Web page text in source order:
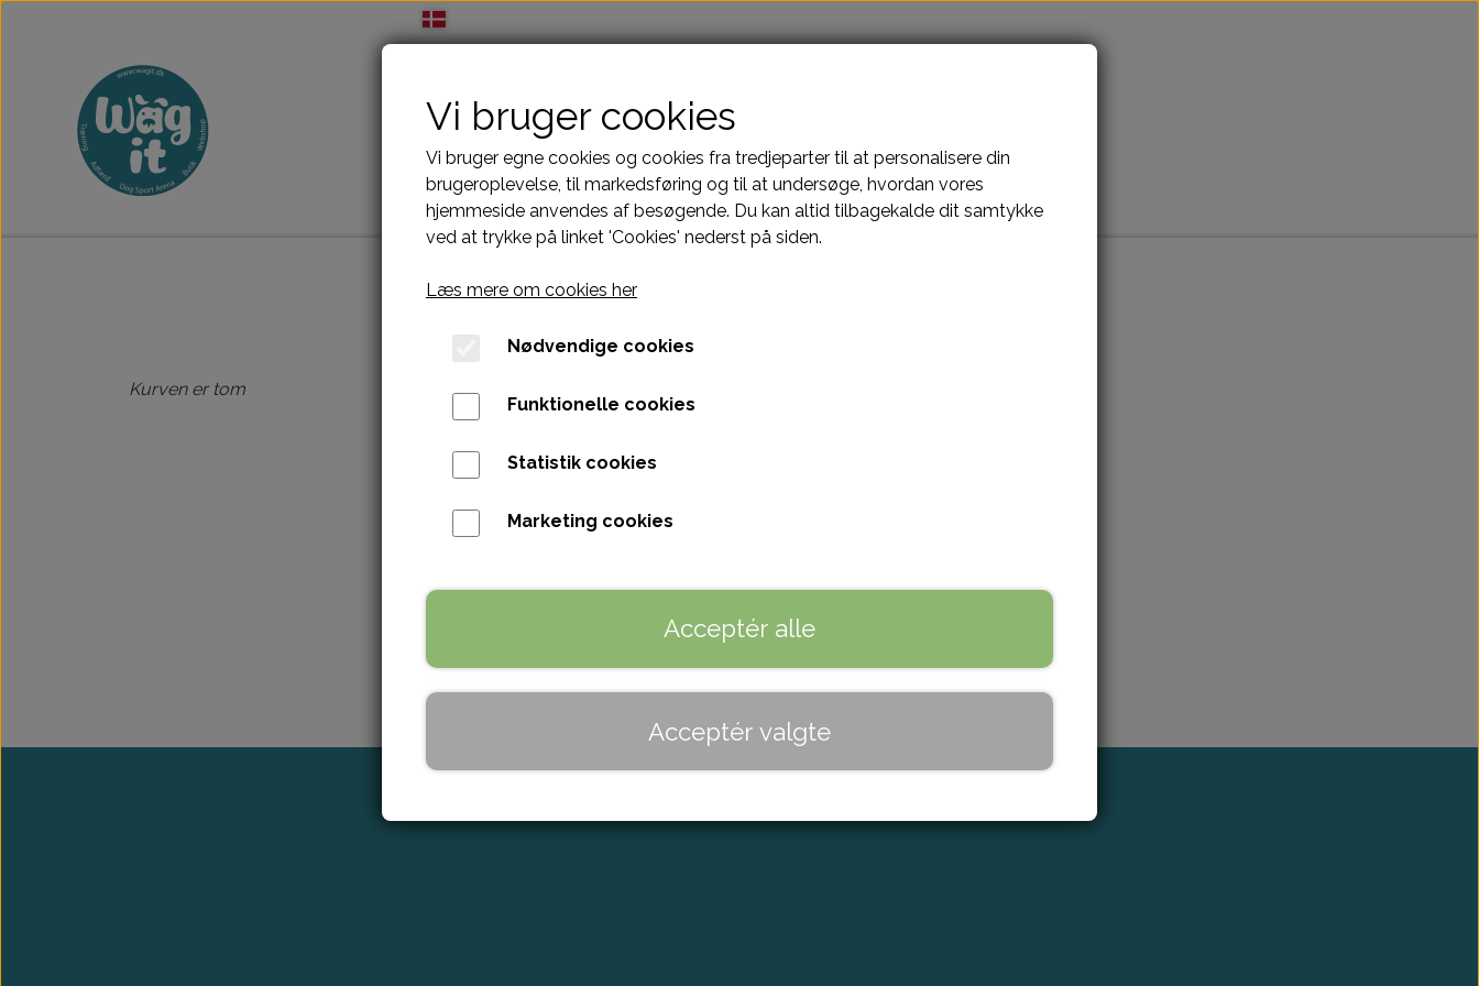
Kurven er tom
Vi bruger cookies
Vi bruger egne cookies og cookies fra tredjeparter til at personalisere din
brugeroplevelse, til markedsføring og til at undersøge, hvordan vores
hjemmeside anvendes af besøgende. Du kan altid tilbagekalde dit samtykke
ved at trykke på linket 'Cookies' nederst på siden.
Læs mere om cookies her
Nødvendige cookies
Funktionelle cookies
Statistik cookies
Marketing cookies
Acceptér alle
Acceptér valgte